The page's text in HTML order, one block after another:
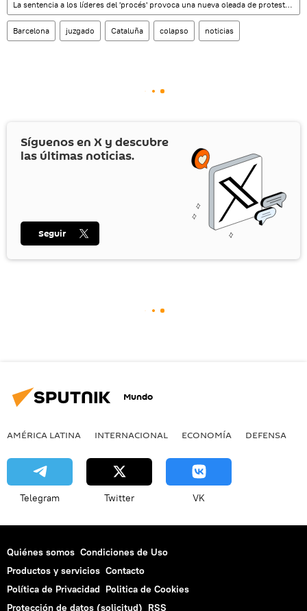
La sentencia a los líderes del 'procés' provoca una nueva oleada de protestas en Cataluña
Barcelona juzgado Cataluña colapso noticias
Síguenos en X y descubre
las últimas noticias.
Seguir
Mundo
AMÉRICA LATINA INTERNACIONAL ECONOMÍA DEFENSA
Telegram Twitter VK
Quiénes somos Condiciones de Uso
Productos y servicios Contacto
Política de Privacidad Politica de Cookies
Protección de datos (solicitud) RSS